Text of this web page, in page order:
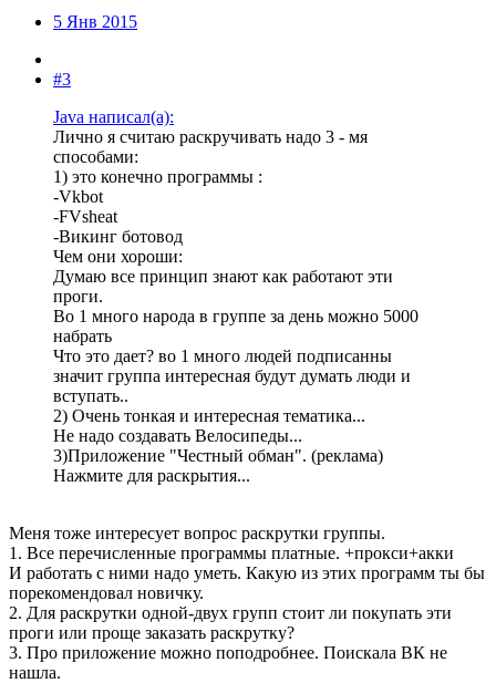
5 Янв 2015
#3
Java написал(а):
Лично я считаю раскручивать надо 3 - мя
способами:
1) это конечно программы :
-Vkbot
-FVsheat
-Викинг ботовод
Чем они хороши:
Думаю все принцип знают как работают эти
проги.
Во 1 много народа в группе за день можно 5000
набрать
Что это дает? во 1 много людей подписанны
значит группа интересная будут думать люди и
вступать..
2) Очень тонкая и интересная тематика...
Не надо создавать Велосипеды...
3)Приложение "Честный обман". (реклама)
Нажмите для раскрытия...
Меня тоже интересует вопрос раскрутки группы.
1. Все перечисленные программы платные. +прокси+акки
И работать с ними надо уметь. Какую из этих программ ты бы
порекомендовал новичку.
2. Для раскрутки одной-двух групп стоит ли покупать эти
проги или проще заказать раскрутку?
3. Про приложение можно поподробнее. Поискала ВК не
нашла.